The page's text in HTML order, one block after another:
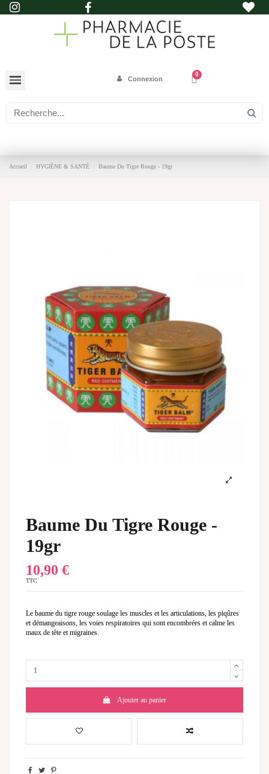
Connexion
Accueil HYGIÈNE & SANTÉ Baume Du Tigre Rouge - 19gr
Baume Du Tigre Rouge -
19gr
10,90 €
TTC
Le baume du tigre rouge soulage les muscles et les articulations, les piqûres
et démangeaisons, les voies respiratoires qui sont encombrées et calme les
maux de tête et migraines.
Ajouter au panier